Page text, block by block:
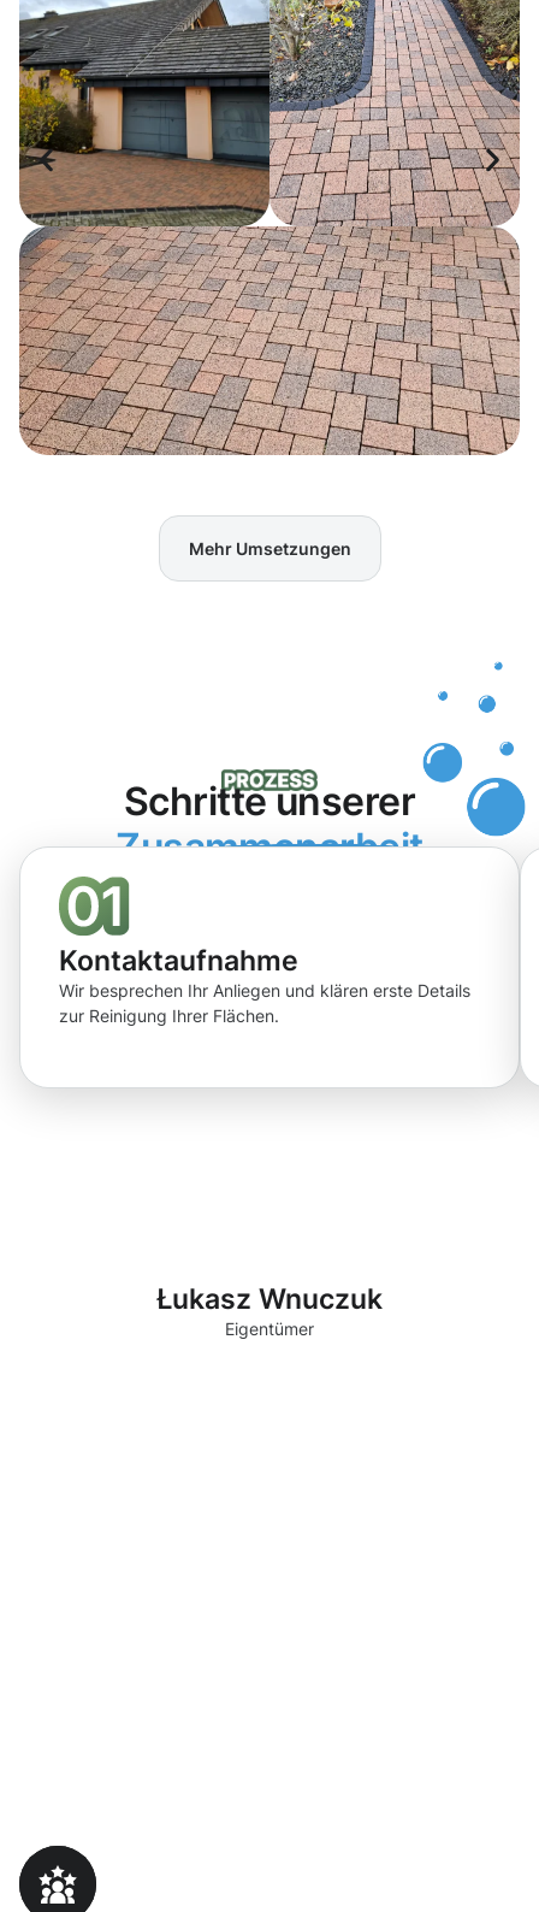
Mehr Umsetzungen
Schritte unserer
Zusammenarbeit
Kontaktaufnahme
Wir besprechen Ihr Anliegen und klären erste Details
zur Reinigung Ihrer Flächen.
Łukasz Wnuczuk
Eigentümer